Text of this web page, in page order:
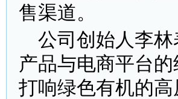
售渠道。
公司创始人李
产品与电商平台
打响绿色有机的